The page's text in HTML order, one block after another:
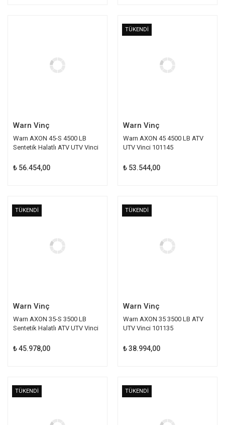
Warn Vinç
Warn AXON 45-S 4500 LB
Sentetik Halatlı ATV UTV Vinci
₺ 56.454,00
TÜKENDİ
Warn Vinç
Warn AXON 45 4500 LB ATV
UTV Vinci 101145
₺ 53.544,00
TÜKENDİ
Warn Vinç
Warn AXON 35-S 3500 LB
Sentetik Halatlı ATV UTV Vinci
₺ 45.978,00
TÜKENDİ
Warn Vinç
Warn AXON 35 3500 LB ATV
UTV Vinci 101135
₺ 38.994,00
TÜKENDİ TÜKENDİ